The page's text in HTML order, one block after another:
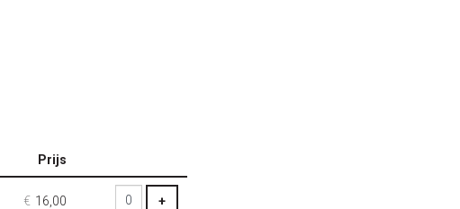
Prijs
tickets
€ 16,00 +VOEG TICKET TOE